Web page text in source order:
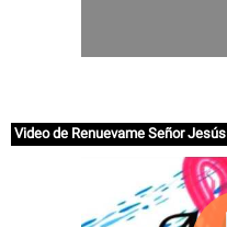
Video de Renuevame Señor Jesús